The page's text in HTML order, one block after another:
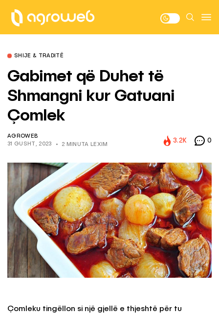
SHIJE & TRADITË
Gabimet që Duhet të
Shmangni kur Gatuani
Çomlek
AGROWEB
31 GUSHT, 2023
2 MINUTA LEXIM
3.2K 0
Çomleku tingëllon si një gjellë e thjeshtë për tu